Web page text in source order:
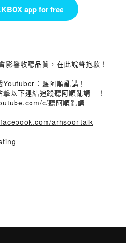
app for free
影響收聽品質，在此說聲抱歉！
：聽阿順亂講！
以下連結追蹤聽阿順亂講！！
c/聽阿順亂講
arhsoontalk